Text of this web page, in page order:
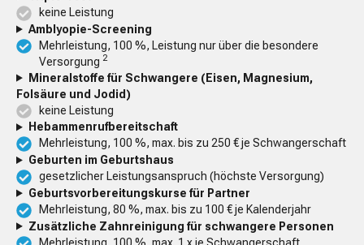
keine Leistung
Amblyopie-Screening
Mehrleistung, 100 %, Leistung nur über die besondere
Versorgung 2
Mineralstoffe für Schwangere (Eisen, Magnesium,
Folsäure und Jodid)
keine Leistung
Hebammenrufbereitschaft
Mehrleistung, 100 %, max. bis zu 250 € je Schwangerschaft
Geburten im Geburtshaus
gesetzlicher Leistungsanspruch (höchste Versorgung)
Geburtsvorbereitungskurse für Partner
Mehrleistung, 80 %, max. bis zu 100 € je Kalenderjahr
Zusätzliche Zahnreinigung für schwangere Personen
Mehrleistung, 100 %, max. 1 x je Schwangerschaft